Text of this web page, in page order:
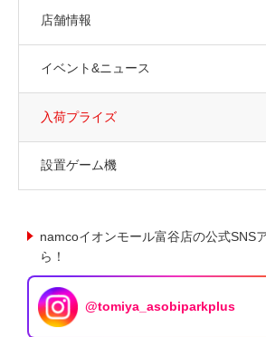
店舗情報
イベント&ニュース
入荷プライズ
設置ゲーム機
namcoイオンモール富谷店の公式SNS
ら！
@tomiya_asobiparkplus